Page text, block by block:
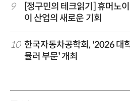
9
[정구민의 테크읽기] 휴머노
이 산업의 새로운 기회
10 한국자동차공학회, '2026 대
뮬러 부문' 개최